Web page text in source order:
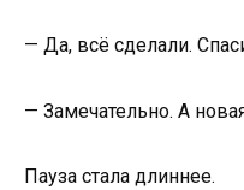
— Да, всё сделали.
— Замечательно. А
Пауза стала длиннее.